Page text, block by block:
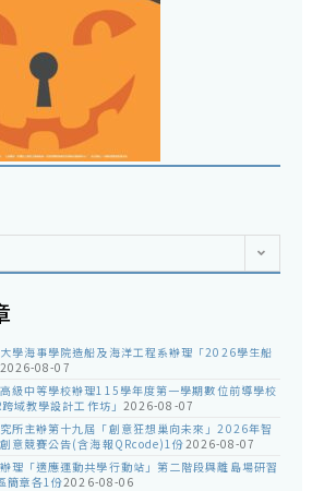
學海事學院造船及海洋工程系辦理「2026學生船
2026-08-07
級中等學校辦理115學年度第一學期數位前導學校
域教學設計工作坊」 2026-08-07
所主辦第十九屆「創意狂想巢向未來」2026年智
意競賽公告(含海報QRcode)1份2026-08-07
理「適應運動共學行動站」第二階段與離島場研習
簡章各1份2026-08-06